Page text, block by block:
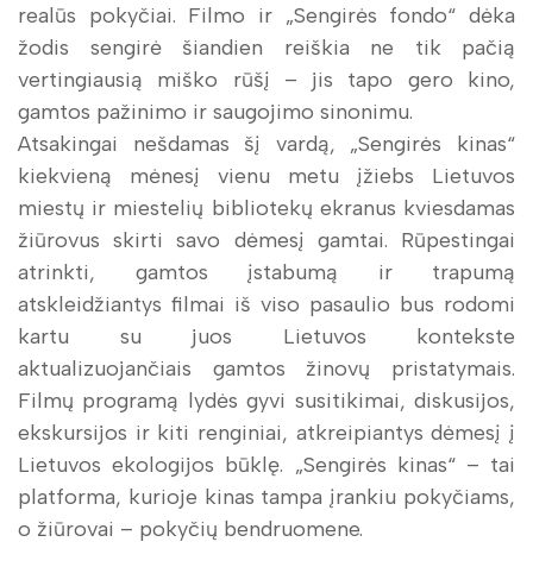
realūs pokyčiai. Filmo ir „Sengirės fondo“ dėka
žodis sengirė šiandien reiškia ne tik pačią
vertingiausią miško rūšį – jis tapo gero kino,
gamtos pažinimo ir saugojimo sinonimu.
Atsakingai nešdamas šį vardą, „Sengirės kinas“
kiekvieną mėnesį vienu metu įžiebs Lietuvos
miestų ir miestelių bibliotekų ekranus kviesdamas
žiūrovus skirti savo dėmesį gamtai. Rūpestingai
atrinkti, gamtos įstabumą ir trapumą
atskleidžiantys filmai iš viso pasaulio bus rodomi
kartu su juos Lietuvos kontekste
aktualizuojančiais gamtos žinovų pristatymais.
Filmų programą lydės gyvi susitikimai, diskusijos,
ekskursijos ir kiti renginiai, atkreipiantys dėmesį į
Lietuvos ekologijos būklę. „Sengirės kinas“ – tai
platforma, kurioje kinas tampa įrankiu pokyčiams,
o žiūrovai – pokyčių bendruomene.